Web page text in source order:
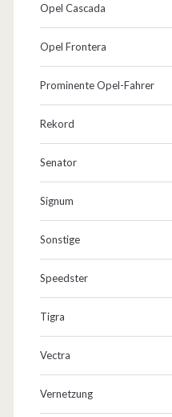
Opel Cascada
Opel Frontera
Prominente Opel-Fahrer
Rekord
Senator
Signum
Sonstige
Speedster
Tigra
Vectra
Vernetzung